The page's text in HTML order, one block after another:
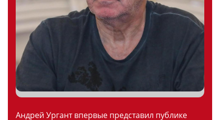
Андрей Ургант впервые представил публике